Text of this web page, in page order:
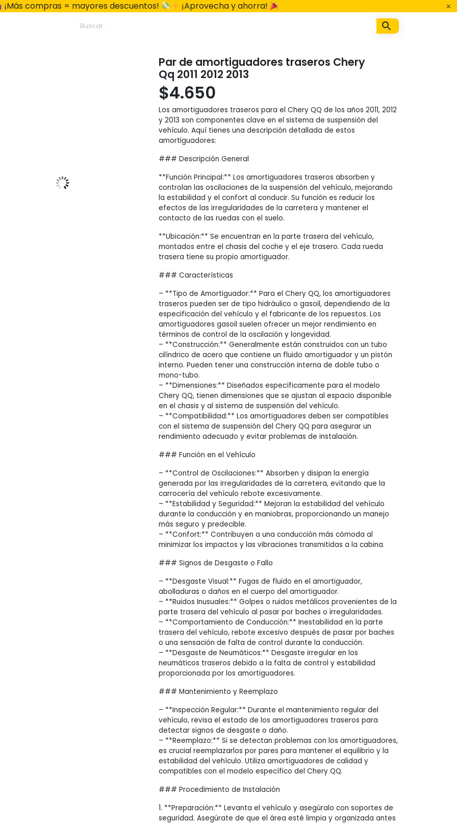
¡Más compras = mayores descuentos! ¡Aprovecha y ahorra!
Par de amortiguadores traseros Chery
Qq 2011 2012 2013
$4.650
Los amortiguadores traseros para el Chery QQ de los años 2011, 2012
y 2013 son componentes clave en el sistema de suspensión del
vehículo. Aquí tienes una descripción detallada de estos
amortiguadores:
### Descripción General
**Función Principal:** Los amortiguadores traseros absorben y
controlan las oscilaciones de la suspensión del vehículo, mejorando
la estabilidad y el confort al conducir. Su función es reducir los
efectos de las irregularidades de la carretera y mantener el
contacto de las ruedas con el suelo.
**Ubicación:** Se encuentran en la parte trasera del vehículo,
montados entre el chasis del coche y el eje trasero. Cada rueda
trasera tiene su propio amortiguador.
### Características
– **Tipo de Amortiguador:** Para el Chery QQ, los amortiguadores
traseros pueden ser de tipo hidráulico o gasoil, dependiendo de la
especificación del vehículo y el fabricante de los repuestos. Los
amortiguadores gasoil suelen ofrecer un mejor rendimiento en
términos de control de la oscilación y longevidad.
– **Construcción:** Generalmente están construidos con un tubo
cilíndrico de acero que contiene un fluido amortiguador y un pistón
interno. Pueden tener una construcción interna de doble tubo o
mono-tubo.
– **Dimensiones:** Diseñados específicamente para el modelo
Chery QQ, tienen dimensiones que se ajustan al espacio disponible
en el chasis y al sistema de suspensión del vehículo.
– **Compatibilidad:** Los amortiguadores deben ser compatibles
con el sistema de suspensión del Chery QQ para asegurar un
rendimiento adecuado y evitar problemas de instalación.
### Función en el Vehículo
– **Control de Oscilaciones:** Absorben y disipan la energía
generada por las irregularidades de la carretera, evitando que la
carrocería del vehículo rebote excesivamente.
– **Estabilidad y Seguridad:** Mejoran la estabilidad del vehículo
durante la conducción y en maniobras, proporcionando un manejo
más seguro y predecible.
– **Confort:** Contribuyen a una conducción más cómoda al
minimizar los impactos y las vibraciones transmitidas a la cabina.
### Signos de Desgaste o Fallo
– **Desgaste Visual:** Fugas de fluido en el amortiguador,
abolladuras o daños en el cuerpo del amortiguador.
– **Ruidos Inusuales:** Golpes o ruidos metálicos provenientes de la
parte trasera del vehículo al pasar por baches o irregularidades.
– **Comportamiento de Conducción:** Inestabilidad en la parte
trasera del vehículo, rebote excesivo después de pasar por baches
o una sensación de falta de control durante la conducción.
– **Desgaste de Neumáticos:** Desgaste irregular en los
neumáticos traseros debido a la falta de control y estabilidad
proporcionada por los amortiguadores.
### Mantenimiento y Reemplazo
– **Inspección Regular:** Durante el mantenimiento regular del
vehículo, revisa el estado de los amortiguadores traseros para
detectar signos de desgaste o daño.
– **Reemplazo:** Si se detectan problemas con los amortiguadores,
es crucial reemplazarlos por pares para mantener el equilibrio y la
estabilidad del vehículo. Utiliza amortiguadores de calidad y
compatibles con el modelo específico del Chery QQ.
### Procedimiento de Instalación
1. **Preparación:** Levanta el vehículo y asegúralo con soportes de
seguridad. Asegúrate de que el área esté limpia y organizada antes